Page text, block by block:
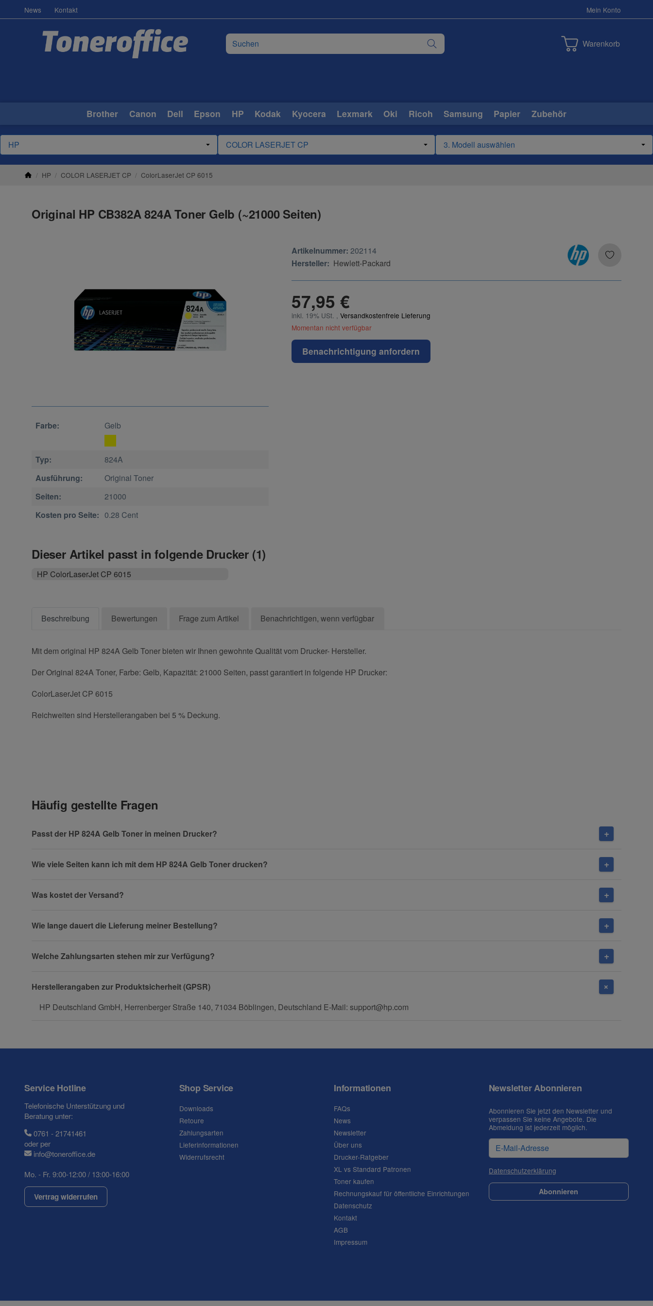
News Kontakt Mein Konto
Warenkorb
Brother Canon Dell Epson HP Kodak Kyocera Lexmark Oki Ricoh Samsung Papier Zubehör
/ HP / COLOR LASERJET CP / ColorLaserJet CP 6015
Original HP CB382A 824A Toner Gelb (~21000 Seiten)
Farbe: Gelb
Typ:
824A
Ausführung:
Original Toner
Seiten:
21000
Kosten pro Seite: 0.28 Cent
Artikelnummer: 202114
Hersteller: Hewlett-Packard
57,95 €
inkl. 19% USt. ,Versandkostenfreie Lieferung
Momentan nicht verfügbar
Benachrichtigung anfordern
Dieser Artikel passt in folgende Drucker (1)
HP ColorLaserJet CP 6015
Beschreibung Bewertungen Frage zum Artikel Benachrichtigen, wenn verfügbar
Mit dem original HP 824A Gelb Toner bieten wir Ihnen gewohnte Qualität vom Drucker- Hersteller.
Der Original 824A Toner, Farbe: Gelb, Kapazität: 21000 Seiten, passt garantiert in folgende HP Drucker:
ColorLaserJet CP 6015
Reichweiten sind Herstellerangaben bei 5 % Deckung.
Telefon
(* = Pflichtfelder)
Häufig gestellte Fragen
Passt der HP 824A Gelb Toner in meinen Drucker?
Wie viele Seiten kann ich mit dem HP 824A Gelb Toner drucken?
Was kostet der Versand?
Wie lange dauert die Lieferung meiner Bestellung?
Welche Zahlungsarten stehen mir zur Verfügung?
Herstellerangaben zur Produktsicherheit (GPSR)
HP Deutschland GmbH, Herrenberger Straße 140, 71034 Böblingen, Deutschland E-Mail: support@hp.com
Service Hotline
Telefonische Unterstützung und
Beratung unter:
0761 - 21741461
oder per
info@toneroffice.de
Mo. - Fr. 9:00-12:00 / 13:00-16:00
Vertrag widerrufen
Shop Service
Downloads
Retoure
Zahlungsarten
Lieferinformationen
Widerrufsrecht
Informationen
FAQs
News
Newsletter
Über uns
Drucker-Ratgeber
XL vs Standard Patronen
Toner kaufen
Rechnungskauf für öffentliche Einrichtungen
Datenschutz
Kontakt
AGB
Impressum
Newsletter Abonnieren
Abonnieren Sie jetzt den Newsletter und
verpassen Sie keine Angebote. Die
Abmeldung ist jederzeit möglich.
Datenschutzerklärung
Abonnieren